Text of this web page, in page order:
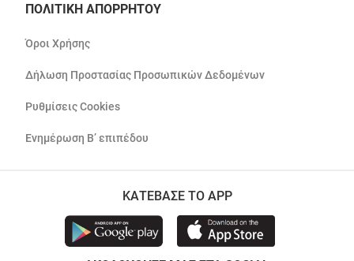
ΠΟΛΙΤΙΚΗ ΑΠΟΡΡΗΤΟΥ
Όροι Χρήσης
Δήλωση Προστασίας Προσωπικών Δεδομένων
Ρυθμίσεις Cookies
Ενημέρωση Β’ επιπέδου
ΚΑΤΕΒΑΣΕ ΤΟ APP